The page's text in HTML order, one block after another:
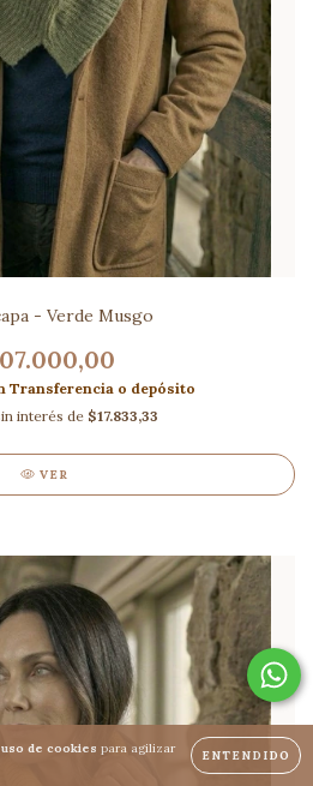
de cookies para agilizar
ENTENDIDO
- Verde Musgo
Transferencia o depósito
interés de $17.833,33
VER